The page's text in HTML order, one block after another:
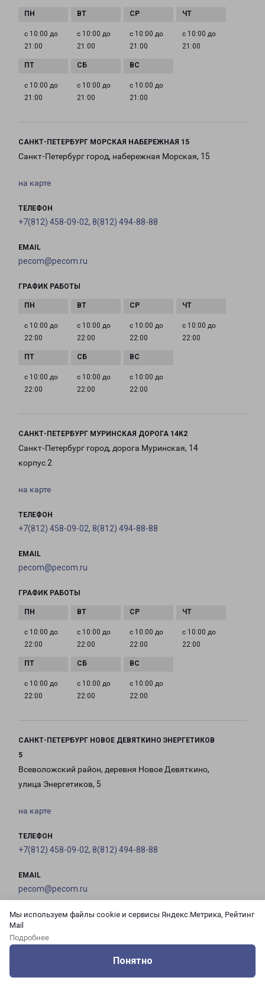
Мы используем файлы cookie и сервисы Яндекс.Метрика, Рейтинг
Mail
Подробнее
Понятно
с 10:00 до
21:00
с 10:00 до
21:00
с 10:00 до
21:00
с 10:00 до
21:00
с 10:00 до
21:00
с 10:00 до
21:00
с 10:00 до
21:00
САНКТ-ПЕТЕРБУРГ МОРСКАЯ НАБЕРЕЖНАЯ 15
Санкт-Петербург город, набережная Морская, 15
на карте
ТЕЛЕФОН
+7(812) 458-09-02, 8(812) 494-88-88
EMAIL
pecom@pecom.ru
ГРАФИК РАБОТЫ
с 10:00 до
22:00
с 10:00 до
22:00
с 10:00 до
22:00
с 10:00 до
22:00
с 10:00 до
22:00
с 10:00 до
22:00
с 10:00 до
22:00
САНКТ-ПЕТЕРБУРГ МУРИНСКАЯ ДОРОГА 14К2
Санкт-Петербург город, дорога Муринская, 14
корпус 2
на карте
ТЕЛЕФОН
+7(812) 458-09-02, 8(812) 494-88-88
EMAIL
pecom@pecom.ru
ГРАФИК РАБОТЫ
с 10:00 до
22:00
с 10:00 до
22:00
с 10:00 до
22:00
с 10:00 до
22:00
с 10:00 до
22:00
с 10:00 до
22:00
с 10:00 до
22:00
САНКТ-ПЕТЕРБУРГ НОВОЕ ДЕВЯТКИНО ЭНЕРГЕТИКОВ
5
Всеволожский район, деревня Новое Девяткино,
улица Энергетиков, 5
на карте
ТЕЛЕФОН
+7(812) 458-09-02, 8(812) 494-88-88
EMAIL
pecom@pecom.ru
ГРАФИК РАБОТЫ
22:00